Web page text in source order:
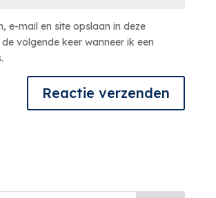
e-mail en site opslaan in deze
volgende keer wanneer ik een